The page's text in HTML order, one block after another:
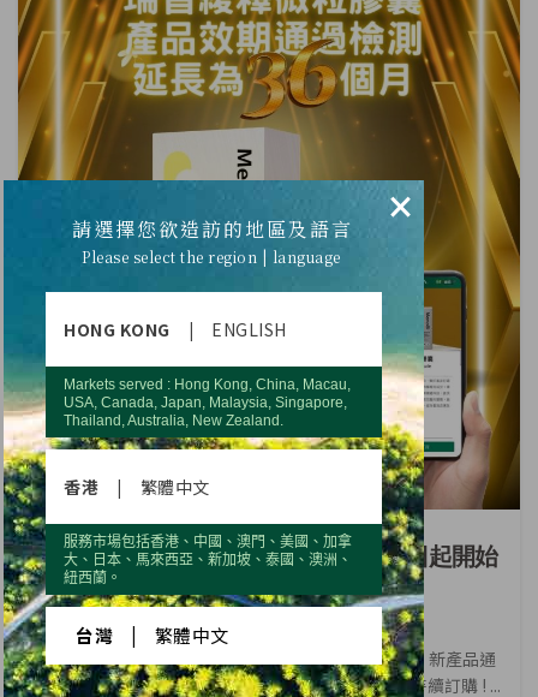
全新效期『瑞智緩釋微粒膠囊』，即日起開始
配送。
全新效期『瑞智緩釋微粒膠囊』，即日起開始配送。新產品通
過檢測，效期延長為36個月，感謝您的支持並歡迎持續訂購 ! ...
×
請選擇您欲造訪的地區及語言
Please select the region | language
HONG KONG | ENGLISH
Markets served : Hong Kong, China, Macau,
USA, Canada, Japan, Malaysia, Singapore,
Thailand, Australia, New Zealand.
香港 | 繁體中文
服務市場包括香港、中國、澳門、美國、加拿
大、日本、馬來西亞、新加坡、泰國、澳洲、
紐西蘭。
台灣 繁體中文